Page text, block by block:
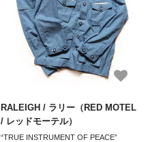
RALEIGH / ラリー（RED MOTEL
/ レッドモーテル）
“TRUE INSTRUMENT OF PEACE”